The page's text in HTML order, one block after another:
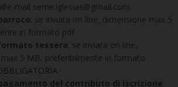
mail seme.iglesias@gmail.com
: se inviata on line, dimensione max 5
in formato pdf
tessera : se inviata on line,
5 MB, preferibilmente in formato
del contributo di iscrizione